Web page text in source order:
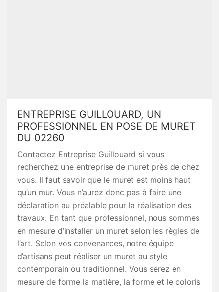
ENTREPRISE GUILLOUARD, UN
PROFESSIONNEL EN POSE DE MURET
DU 02260
Contactez Entreprise Guillouard si vous
recherchez une entreprise de muret près de chez
vous. Il faut savoir que le muret est moins haut
qu’un mur. Vous n’aurez donc pas à faire une
déclaration au préalable pour la réalisation des
travaux. En tant que professionnel, nous sommes
en mesure d’installer un muret selon les règles de
l’art. Selon vos convenances, notre équipe
d’artisans peut réaliser un muret au style
contemporain ou traditionnel. Vous serez en
mesure de forme la matière, la forme et le coloris